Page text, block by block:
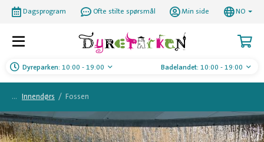
Dyreparken: 10:00 - 19:00 Badelandet: 10:00 - 19:00
Dagsprogram Ofte stilte spørsmål Min side NO
Innendørs / Fossen